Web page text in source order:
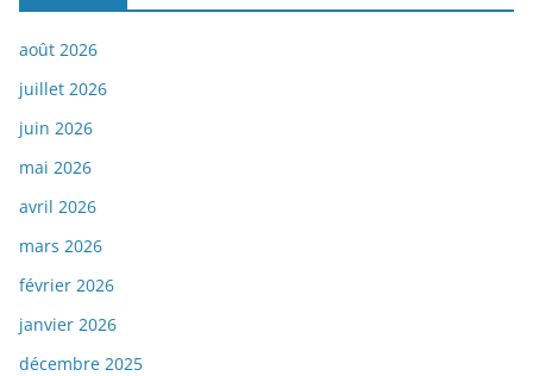
août 2026
juillet 2026
juin 2026
mai 2026
avril 2026
mars 2026
février 2026
janvier 2026
décembre 2025